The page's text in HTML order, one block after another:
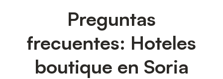
Preguntas
frecuentes: Hoteles
boutique en Soria